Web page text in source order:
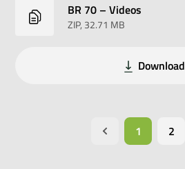
BR 70 – Videos
ZIP, 32.71 MB
Download
1 2